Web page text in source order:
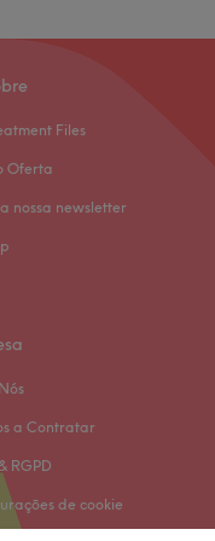
se em
de R.
especializada nas
Files
Oferta
nossa newsletter
a Contratar
RGPD
de cookie